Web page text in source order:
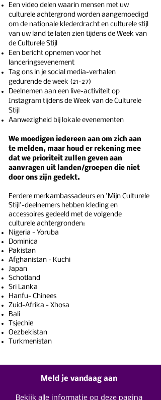
Een video delen waarin mensen met uw
culturele achtergrond worden aangemoedigd
om de nationale klederdracht en culturele stijl
van uw land te laten zien tijdens de Week van
de Culturele Stijl
Een bericht opnemen voor het
lanceringsevenement
Tag ons in je social media-verhalen
gedurende de week (21-27)
Deelnemen aan een live-activiteit op
Instagram tijdens de Week van de Culturele
Stijl
Aanwezigheid bij lokale evenementen
We moedigen iedereen aan om zich aan
te melden, maar houd er rekening mee
dat we prioriteit zullen geven aan
aanvragen uit landen/groepen die niet
door ons zijn gedekt.
Eerdere merkambassadeurs en 'Mijn Culturele
Stijl'-deelnemers hebben kleding en
accessoires gedeeld met de volgende
culturele achtergronden:
Nigeria - Yoruba
Dominica
Pakistan
Afghanistan - Kuchi
Japan
Schotland
Sri Lanka
Hanfu- Chinees
Zuid-Afrika - Xhosa
Bali
Tsjechië
Oezbekistan
Turkmenistan
Meld je vandaag aan
Bekijk alle informatie op deze pagina